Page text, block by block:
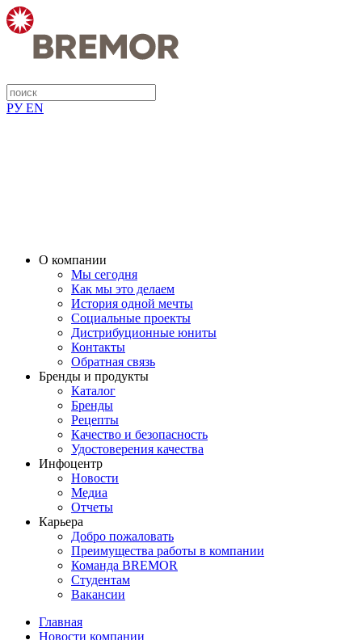
РУ EN
О компании
Мы сегодня
Как мы это делаем
История одной мечты
Социальные проекты
Дистрибуционные юниты
Контакты
Обратная связь
Бренды и продукты
Каталог
Бренды
Рецепты
Качество и безопасность
Удостоверения качества
Инфоцентр
Новости
Медиа
Отчеты
Карьера
Добро пожаловать
Преимущества работы в компании
Команда BREMOR
Студентам
Вакансии
Главная
Новости компании